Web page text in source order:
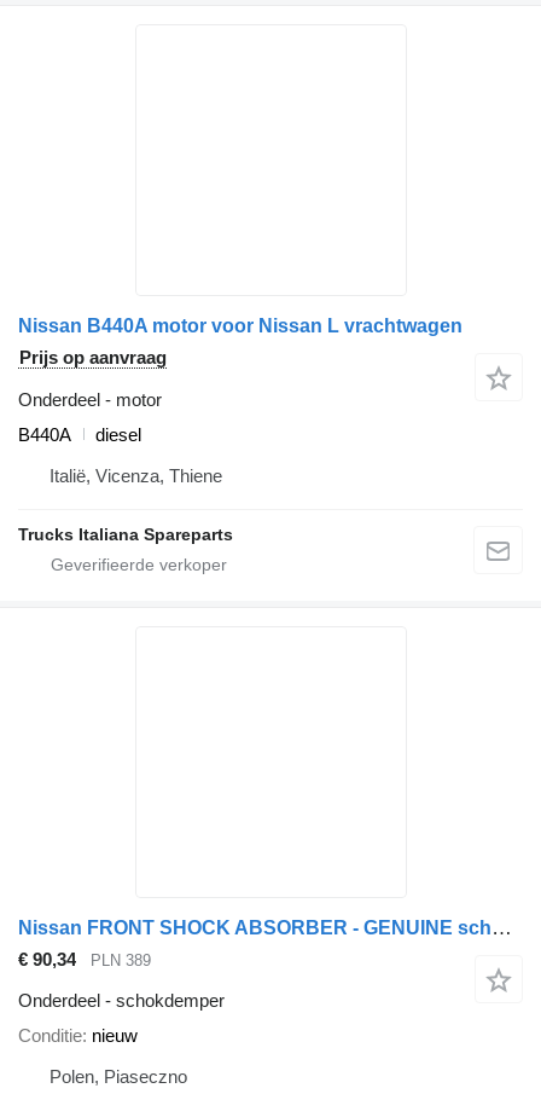
Nissan B440A motor voor Nissan L vrachtwagen
Prijs op aanvraag
Onderdeel - motor
B440A
diesel
Italië, Vicenza, Thiene
Trucks Italiana Spareparts
Nissan FRONT SHOCK ABSORBER - GENUINE schokdemper voor Nissan ATLEON vrachtwagen
€ 90,34 PLN 389
Onderdeel - schokdemper
Conditie nieuw
Polen, Piaseczno